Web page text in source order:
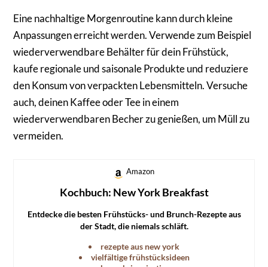
Eine nachhaltige Morgenroutine kann durch kleine
Anpassungen erreicht werden. Verwende zum Beispiel
wiederverwendbare Behälter für dein Frühstück,
kaufe regionale und saisonale Produkte und reduziere
den Konsum von verpackten Lebensmitteln. Versuche
auch, deinen Kaffee oder Tee in einem
wiederverwendbaren Becher zu genießen, um Müll zu
vermeiden.
Amazon
Kochbuch: New York Breakfast
Entdecke die besten Frühstücks- und Brunch-Rezepte aus
der Stadt, die niemals schläft.
rezepte aus new york
vielfältige frühstücksideen